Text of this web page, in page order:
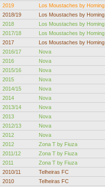
2019
Los Moustaches by Homing
2018/19
Los Moustaches by Homing
2018
Los Moustaches by Homing
2017/18
Los Moustaches by Homing
2017
Los Moustaches by Homing
2016/17
Nova
2016
Nova
2015/16
Nova
2015
Nova
2014/15
Nova
2014
Nova
2013/14
Nova
2013
Nova
2012/13
Nova
2012
Nova
2012
Zona T by Fiuza
2011/12
Zona T by Fiuza
2011
Zona T by Fiuza
2010/11
Telheiras FC
2010
Telheiras FC